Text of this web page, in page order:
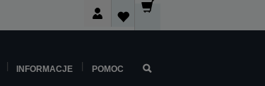
INFORMACJE POMOC